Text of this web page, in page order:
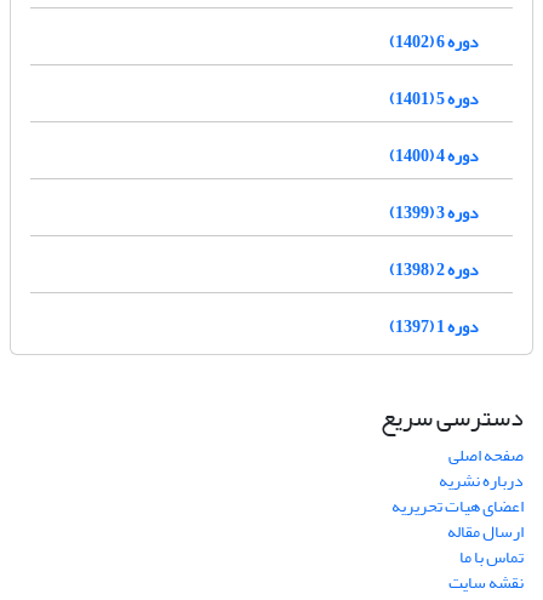
دوره 6 (1402)
دوره 5 (1401)
دوره 4 (1400)
دوره 3 (1399)
دوره 2 (1398)
دوره 1 (1397)
دسترسی سریع
صفحه اصلی
درباره نشریه
اعضای هیات تحریریه
ارسال مقاله
تماس با ما
نقشه سایت